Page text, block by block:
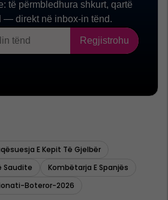
E Kepit Të Gjelbër
Saudite
Kombëtarja E Spanjës
Boteror-2026